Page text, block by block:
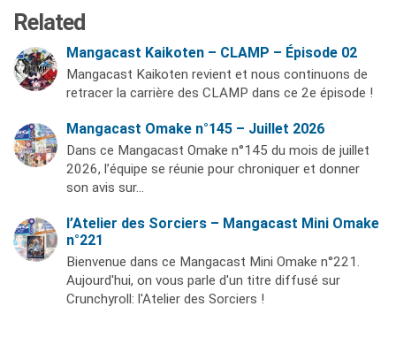
Related
Mangacast Kaikoten – CLAMP – Épisode 02
Mangacast Kaikoten revient et nous continuons de
retracer la carrière des CLAMP dans ce 2e épisode !
Mangacast Omake n°145 – Juillet 2026
Dans ce Mangacast Omake n°145 du mois de juillet
2026, l’équipe se réunie pour chroniquer et donner
son avis sur…
l’Atelier des Sorciers – Mangacast Mini Omake
n°221
Bienvenue dans ce Mangacast Mini Omake n°221.
Aujourd'hui, on vous parle d'un titre diffusé sur
Crunchyroll: l'Atelier des Sorciers !